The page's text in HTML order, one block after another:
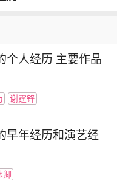
装动作片《绣春
的职场爱情剧
则以城市网、全国
军，同时也引发了
特别出演的真人
，而她在片中则饰
个人经历 主要作品
谢霆锋
早年经历和演艺经
卿